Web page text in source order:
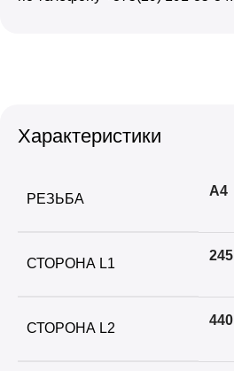
Характеристики
РЕЗЬБА
А4
СТОРОНА L1
245
СТОРОНА L2
440